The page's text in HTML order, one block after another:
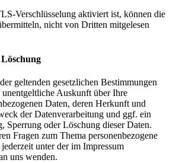
Verschlüsselung aktiviert ist, können die
nicht von Dritten mitgelesen
geltenden gesetzlichen Bestimmungen
unentgeltliche Auskunft über Ihre
Daten, deren Herkunft und
der Datenverarbeitung und ggf. ein
Sperrung oder Löschung dieser Daten.
Fragen zum Thema personenbezogene
unter der im Impressum
uns wenden.